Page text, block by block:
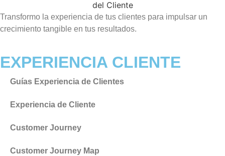
Transformo la experiencia de tus clientes para impulsar un
crecimiento tangible en tus resultados.
EXPERIENCIA CLIENTE
Guías Experiencia de Clientes
Experiencia de Cliente
Customer Journey
Customer Journey Map